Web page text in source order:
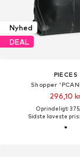
Nyhed
DEAL
PIECES
Shopper
296,10
Oprindeligt:
Sidste laveste pris: